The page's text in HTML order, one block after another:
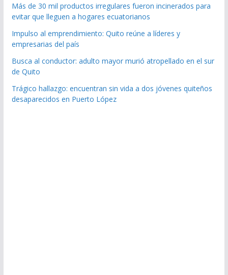
Más de 30 mil productos irregulares fueron incinerados para
evitar que lleguen a hogares ecuatorianos
Impulso al emprendimiento: Quito reúne a líderes y
empresarias del país
Busca al conductor: adulto mayor murió atropellado en el sur
de Quito
Trágico hallazgo: encuentran sin vida a dos jóvenes quiteños
desaparecidos en Puerto López